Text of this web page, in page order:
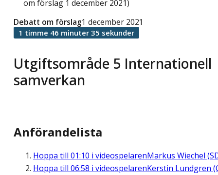
om förslag 1 december 2021)
Utgiftsområde 5 Internationell
samverkan
Debatt om förslag1 december 2021
1 timme 46 minuter 35 sekunder
Anförandelista
Hoppa till 01:10 i videospelarenMarkus Wiechel
Hoppa till 06:58 i videospelarenKerstin Lundgren